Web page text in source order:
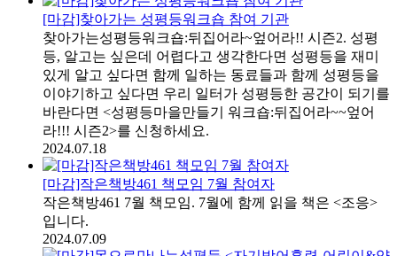
[마감]찾아가는 성평등워크숍 참여 기관
찾아가는성평등워크숍:뒤집어라~엎어라!! 시즌2. 성평
등, 알고는 싶은데 어렵다고 생각한다면 성평등을 재미
있게 알고 싶다면 함께 일하는 동료들과 함께 성평등을
이야기하고 싶다면 우리 일터가 성평등한 공간이 되기를
바란다면 <성평등마을만들기 워크숍:뒤집어라~~엎어
라!!! 시즌2>를 신청하세요.
2024.07.18
[마감]작은책방461 책모임 7월 참여자
작은책방461 7월 책모임. 7월에 함께 읽을 책은 <조응>
입니다.
2024.07.09